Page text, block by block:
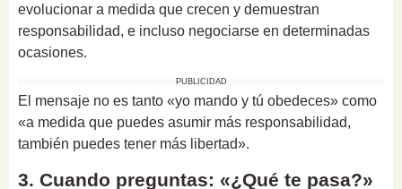
evolucionar a medida que crecen y demuestran
responsabilidad, e incluso negociarse en determinadas
ocasiones.
PUBLICIDAD
El mensaje no es tanto «yo mando y tú obedeces» como
«a medida que puedes asumir más responsabilidad,
también puedes tener más libertad».
3. Cuando preguntas: «¿Qué te pasa?»